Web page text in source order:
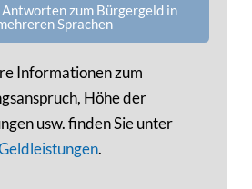
Antworten zum Bürgergeld in
Sprachen
Informationen zum
Höhe der
usw. finden Sie unter
.